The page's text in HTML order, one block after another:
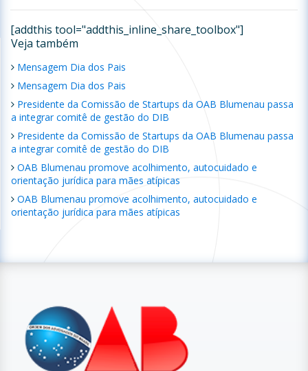
[addthis tool="addthis_inline_share_toolbox"]
Veja também
Mensagem Dia dos Pais
Mensagem Dia dos Pais
Presidente da Comissão de Startups da OAB Blumenau passa
a integrar comitê de gestão do DIB
Presidente da Comissão de Startups da OAB Blumenau passa
a integrar comitê de gestão do DIB
OAB Blumenau promove acolhimento, autocuidado e
orientação jurídica para mães atípicas
OAB Blumenau promove acolhimento, autocuidado e
orientação jurídica para mães atípicas